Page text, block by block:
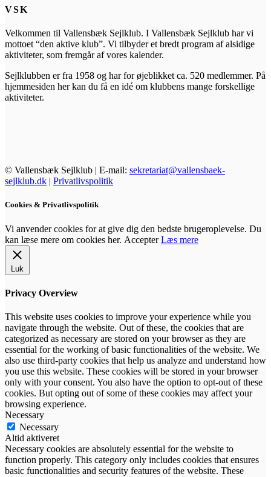
VSK
Velkommen til Vallensbæk Sejlklub. I Vallensbæk Sejlklub har vi
mottoet “den aktive klub”. Vi tilbyder et bredt program af alsidige
aktiviteter, som fremgår af vores kalender.
Sejlklubben er fra 1958 og har for øjeblikket ca. 520 medlemmer. På
hjemmesiden her kan du få en idé om klubbens mange forskellige
aktiviteter.
© Vallensbæk Sejlklub | E-mail: sekretariat@vallensbaek-
sejlklub.dk | Privatlivspolitik
Cookies & Privatlivspolitik
Vi anvender cookies for at give dig den bedste brugeroplevelse. Du
kan læse mere om cookies her. Accepter Læs mere
Luk
Privacy Overview
This website uses cookies to improve your experience while you
navigate through the website. Out of these, the cookies that are
categorized as necessary are stored on your browser as they are
essential for the working of basic functionalities of the website. We
also use third-party cookies that help us analyze and understand how
you use this website. These cookies will be stored in your browser
only with your consent. You also have the option to opt-out of these
cookies. But opting out of some of these cookies may affect your
browsing experience.
Necessary
Necessary
Altid aktiveret
Necessary cookies are absolutely essential for the website to
function properly. This category only includes cookies that ensures
basic functionalities and security features of the website. These